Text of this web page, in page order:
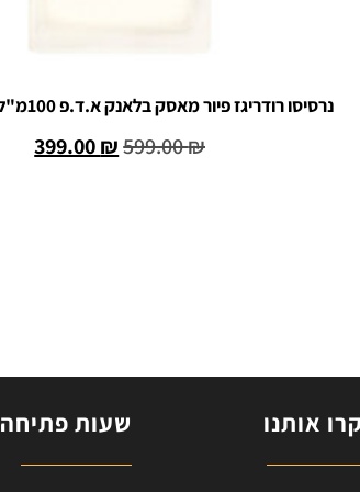
נרסיסו רודריגז פיור מאסק בלאנק א.ד.פ 100מ"ל אריזת טסטר
599.00₪
399.00₪
אותנו שעות פתיחה